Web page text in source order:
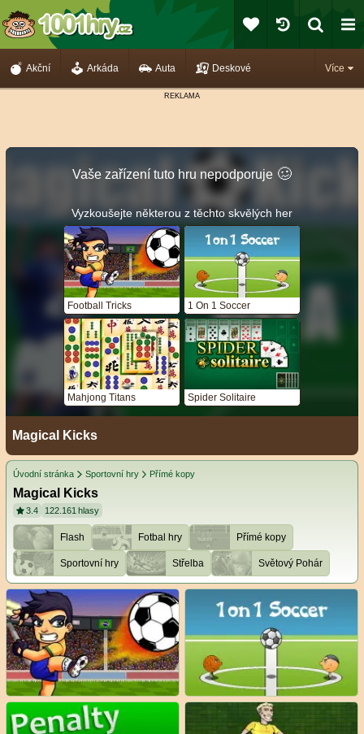
Více
Akční Arkáda Auta Deskové
Vaše zařízení tuto hru nepodporuje 🥴️
Vyzkoušejte některou z těchto skvělých her
Football Tricks 1 On 1 Soccer
Mahjong Titans Spider Solitaire
Magical Kicks
Úvodní stránka Sportovní hry Přímé kopy
Magical Kicks
3.4 122.161 hlasy
Flash Fotbal hry Přímé kopy
Sportovní hry Střelba Světový Pohár